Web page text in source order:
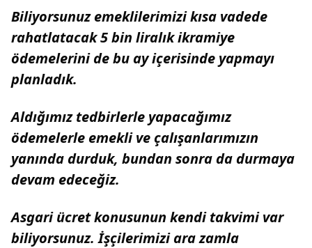
Biliyorsunuz emeklilerimizi kısa vadede
rahatlatacak 5 bin liralık ikramiye
ödemelerini de bu ay içerisinde yapmayı
planladık.
Aldığımız tedbirlerle yapacağımız
ödemelerle emekli ve çalışanlarımızın
yanında durduk, bundan sonra da durmaya
devam edeceğiz.
Asgari ücret konusunun kendi takvimi var
biliyorsunuz. İşçilerimizi ara zamla